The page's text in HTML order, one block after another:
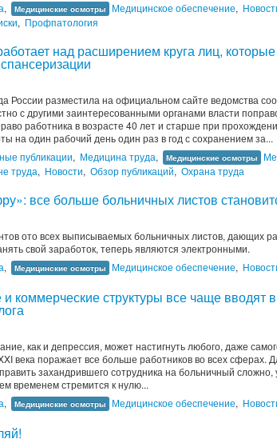
, Медицинские осмотры Медицинское обеспечение,
, Профпатология
над расширением круга лиц,
России разместила на официальном сайте ведомства
с другими заинтересованными органами власти
работника в возрасте 40 лет и старше при
на один рабочий день один раз в год с сохранением за...
публикации, Медицина труда, Медицинские осмотры
труда, Новости, Обзор публикаций, Охрана труда
все больше больничных листов
ото всех выписываемых больничных листов, дающих
свой заработок, теперь являются электронными.
, Медицинские осмотры Медицинское обеспечение,
и коммерческие структуры все чаще вводят
как и депрессия, может настигнуть любого, даже
века поражает все больше работников во всех сферах.
захандрившего сотрудника на больничный
временем стремится к нулю...
, Медицинские осмотры Медицинское обеспечение,